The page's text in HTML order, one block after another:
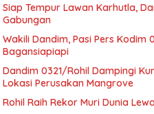
Siap Tempur Lawan Karhutla,
Gabungan
Wakili Dandim, Pasi Pers Kodim
Bagansiapiapi
Dandim 0321/Rohil Dampingi
Lokasi Perusakan Mangrove
Rohil Raih Rekor Muri Dunia